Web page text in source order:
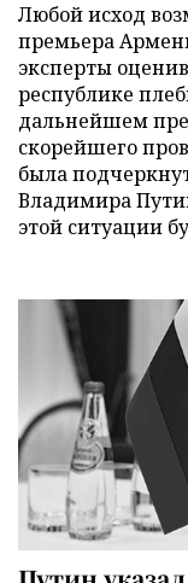
Любой исход
премьера
эксперты
республике
дальнейшем
скорейшего
была
Владимира
этой ситуации